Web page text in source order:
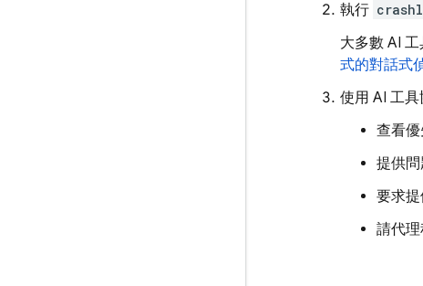
執行
大多數 AI
式的對話式
使用 AI 工
查看優
提供問
要求提
請代理